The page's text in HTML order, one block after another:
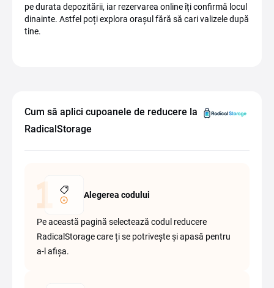
pe durata depozitării, iar rezervarea online îți confirmă locul
dinainte. Astfel poți explora orașul fără să cari valizele după
tine.
Cum să aplici cupoanele de reducere la
RadicalStorage
Alegerea codului
Pe această pagină selectează codul reducere
RadicalStorage care ți se potrivește și apasă pentru
a-l afișa.